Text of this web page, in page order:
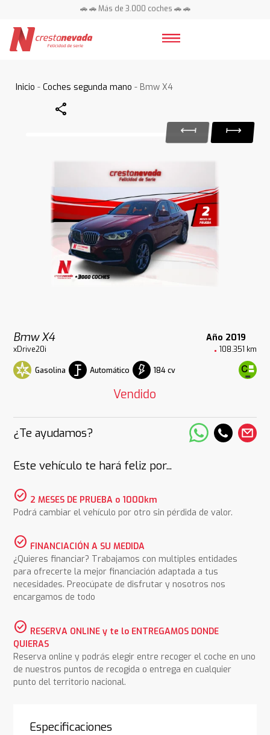
🚗 🚗 Más de 3.000 coches 🚗 🚗
Inicio -Coches segunda mano - Bmw X4
Share
Bmw X4 Año 2019
xDrive20i 108.351 km
Gasolina Automático 184 cv
Vendido
¿Te ayudamos?
Este vehículo te hará feliz por...
check_circle 2 MESES DE PRUEBA o 1000km
Podrá cambiar el vehículo por otro sin pérdida de valor.
check_circle FINANCIACIÓN A SU MEDIDA
¿Quieres financiar? Trabajamos con multiples entidades
para ofrecerte la mejor financiación adaptada a tus
necesidades. Preocúpate de disfrutar y nosotros nos
encargamos de todo
check_circle RESERVA ONLINE y te lo ENTREGAMOS DONDE
QUIERAS
Reserva online y podrás elegir entre recoger el coche en uno
de nuestros puntos de recogida o entrega en cualquier
punto del territorio nacional.
Especificaciones